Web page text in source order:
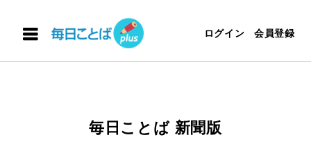
ログイン 会員登録
毎日ことば 新聞版